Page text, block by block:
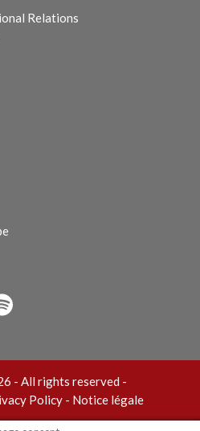
Relations
- All rights reserved -
Policy - Notice légale